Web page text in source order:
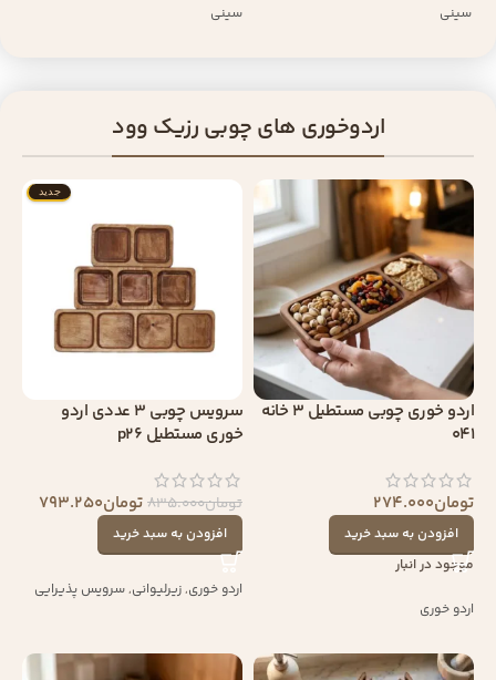
سینی سینی
اردوخوری های چوبی رزیک وود
اردو خوری چوبی مستطیل 3 خانه
041
تومان274.000
افزودن به سبد خرید
موجود در انبار
اردو خوری
جدید
سرویس چوبی 3 عددی اردو
خوری مستطیل p26
تومان835.000تومان793.250
افزودن به سبد خرید
اردو خوری,زیرلیوانی,سرویس پذیرایی